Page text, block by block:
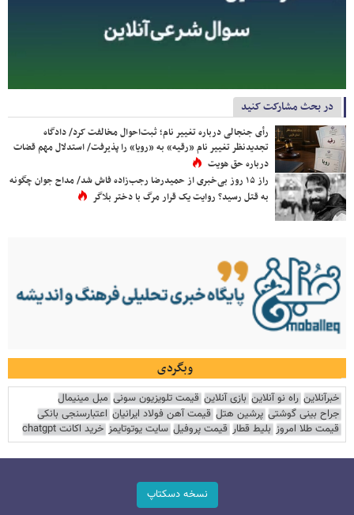
در بحث مشارکت کنید
رأی جنجالی درباره تغییر نام؛ ثبت‌احوال مخالفت کرد/ دادگاه
تجدیدنظر تغییر نام «رقیه» به «رویا» را پذیرفت/ استدلال مهم قضات
درباره حق هویت
راز ۱۵ روز بی‌خبری از حمیدرضا رجب‌زاده فاش شد/ مداح جوان چگونه
به قتل رسید؟ روایت یک قرار مرگ با دختر بلاگر
وبگردی
خبرآنلاین راه نو آنلاین بازی آنلاین قیمت تلویزیون سونی مبل مینیمال
جراح بینی گوشتی پرشین هتل قیمت آهن فولاد ایرانیان اعتبارسنجی بانکی
قیمت طلا امروز بلیط قطار قیمت پروفیل سایت یوتوتایمز خرید اکانت chatgpt
نسخه دسکتاپ